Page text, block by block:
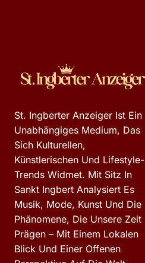
St. Ingberter Anzeiger Ist Ein
Unabhängiges Medium, Das
Sich Kulturellen,
Künstlerischen Und Lifestyle-
Trends Widmet. Mit Sitz In
Sankt Ingbert Analysiert Es
Musik, Mode, Kunst Und Die
Phänomene, Die Unsere Zeit
Prägen – Mit Einem Lokalen
Blick Und Einer Offenen